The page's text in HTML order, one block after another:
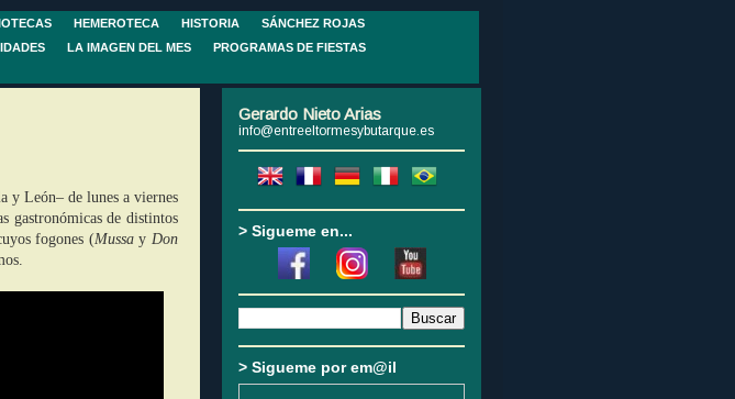
HEMEROTECA HISTORIA
SÁNCHEZ ROJAS
LA IMAGEN DEL MES
PROGRAMAS DE FIESTAS
y León– de lunes a viernes
gastronómicas de distintos
fogones (MussayDon
Gerardo Nieto Arias
info@entreeltormesybutarque.es
> Sigueme en...
> Sigueme por em@il